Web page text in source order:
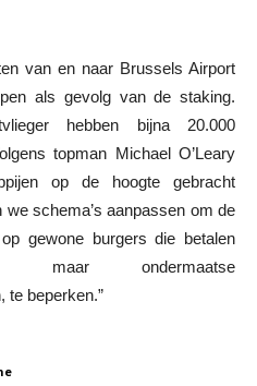
van en naar Brussels Airport
als gevolg van de staking.
hebben bijna 20.000
topman Michael O’Leary
op de hoogte gebracht
we schema’s aanpassen om de
gewone burgers die betalen
ondermaatse
te beperken.”